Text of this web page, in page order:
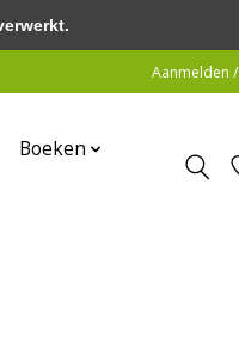
Aanmelden
Boeken